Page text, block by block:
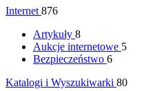
Internet 876
Artykuły 8
Aukcje internetowe 5
Bezpieczeństwo 6
Katalogi i Wyszukiwarki 80